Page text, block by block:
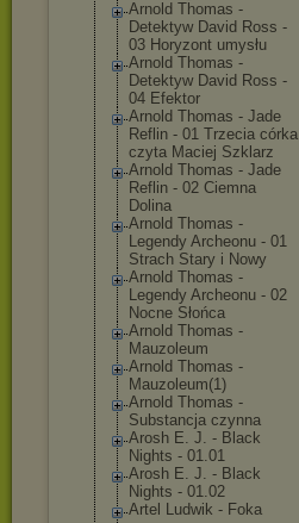
Arnold Thomas -
Detektyw David Ross -
03 Horyzont umysłu
Arnold Thomas -
Detektyw David Ross -
04 Efektor
Arnold Thomas - Jade
Reflin - 01 Trzecia córka
czyta Maciej Szklarz
Arnold Thomas - Jade
Reflin - 02 Ciemna
Dolina
Arnold Thomas -
Legendy Archeonu - 01
Strach Stary i Nowy
Arnold Thomas -
Legendy Archeonu - 02
Nocne Słońca
Arnold Thomas -
Mauzoleum
Arnold Thomas -
Mauzoleum(1)
Arnold Thomas -
Substancja czynna
Arosh E. J. - Black
Nights - 01.01
Arosh E. J. - Black
Nights - 01.02
Artel Ludwik - Foka